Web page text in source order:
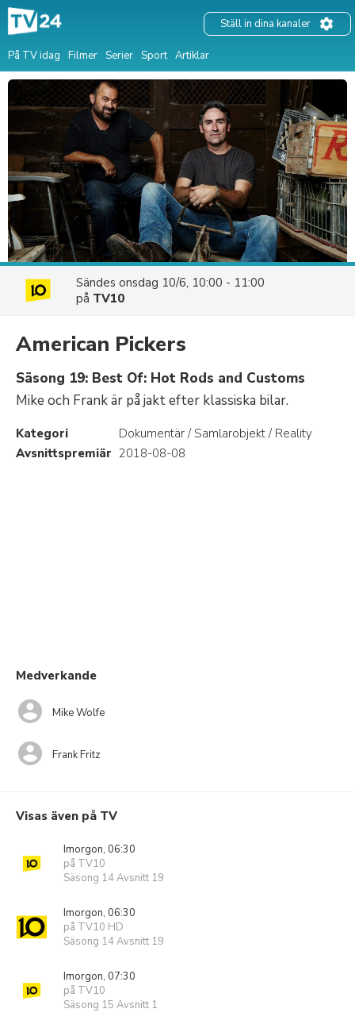
På TV idag Filmer Serier Sport Artiklar
Ställ in dina kanaler
Sändes onsdag 10/6, 10:00 - 11:00
på TV10
American Pickers
Säsong 19: Best Of: Hot Rods and Customs
Mike och Frank är på jakt efter klassiska bilar.
Kategori
Dokumentär / Samlarobjekt / Reality
Avsnittspremiär 2018-08-08
Medverkande
Mike Wolfe
Frank Fritz
Visas även på TV
Imorgon, 06:30
på TV10
Säsong 14 Avsnitt 19
Imorgon, 06:30
på TV10 HD
Säsong 14 Avsnitt 19
Imorgon, 07:30
på TV10
Säsong 15 Avsnitt 1